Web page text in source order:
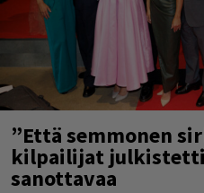
”Että semmonen
kilpailijat
sanottavaa